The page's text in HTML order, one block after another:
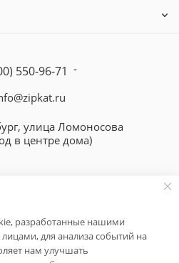
550-96-71
улица Ломоносова
в центре дома)
разработанные нашими
для анализа событий на
нам улучшать